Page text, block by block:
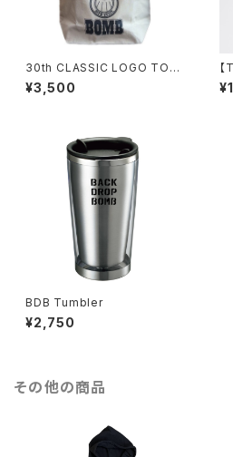
30th CLASSIC LOGO TOTE
- Natural
¥3,500
BDB Tumbler
¥2,750
その他の商品